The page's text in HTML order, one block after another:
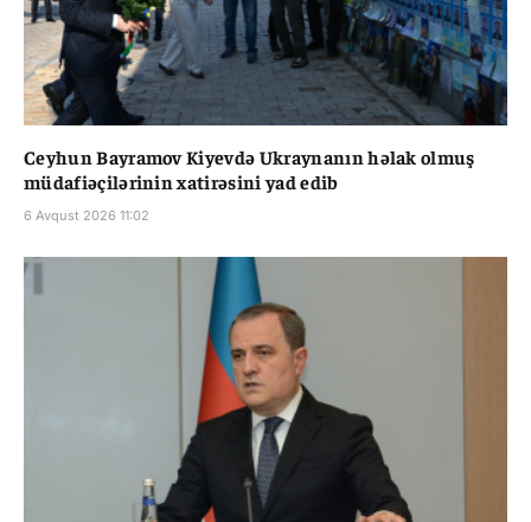
Ceyhun Bayramov Kiyevdə Ukraynanın həlak olmuş
müdafiəçilərinin xatirəsini yad edib
6 Avqust 2026 11:02